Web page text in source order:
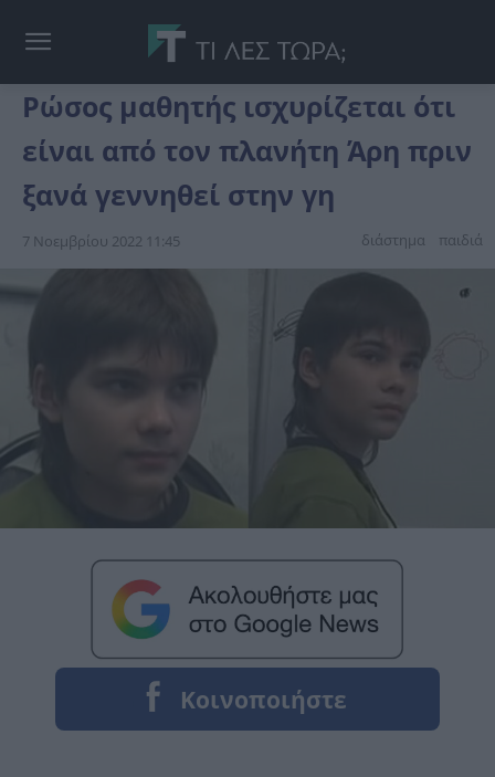
Ρώσος μαθητής ισχυρίζεται ότι
είναι από τον πλανήτη Άρη πριν
ξανά γεννηθεί στην γη
7 Νοεμβρίου 2022 11:45 διάστημα παιδιά